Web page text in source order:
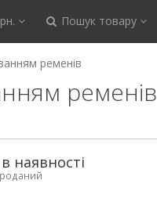
Пошук товару
ременів
ременів
наявності